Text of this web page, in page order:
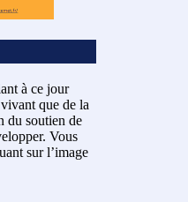
à ce jour
que de la
du soutien de
Vous
sur l’image